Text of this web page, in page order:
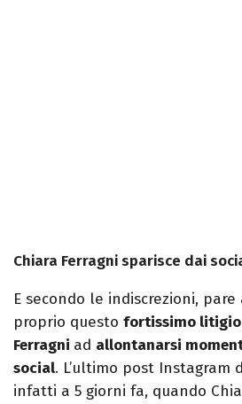
Chiara Ferragni sparisce dai
E secondo le indiscrezioni,
proprio questo fortissimo litigio
Ferragni ad allontanarsi
social. L’ultimo post Instagram
infatti a 5 giorni fa, quando